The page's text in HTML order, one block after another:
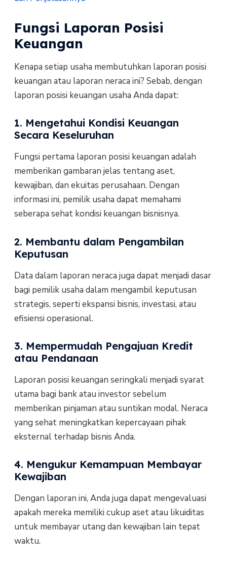
Fungsi Laporan Posisi
Keuangan
Kenapa setiap usaha membutuhkan laporan posisi
keuangan atau laporan neraca ini? Sebab, dengan
laporan posisi keuangan usaha Anda dapat:
1. Mengetahui Kondisi Keuangan
Secara Keseluruhan
Fungsi pertama laporan posisi keuangan adalah
memberikan gambaran jelas tentang aset,
kewajiban, dan ekuitas perusahaan. Dengan
informasi ini, pemilik usaha dapat memahami
seberapa sehat kondisi keuangan bisnisnya.
2. Membantu dalam Pengambilan
Keputusan
Data dalam laporan neraca juga dapat menjadi dasar
bagi pemilik usaha dalam mengambil keputusan
strategis, seperti ekspansi bisnis, investasi, atau
efisiensi operasional.
3. Mempermudah Pengajuan Kredit
atau Pendanaan
Laporan posisi keuangan seringkali menjadi syarat
utama bagi bank atau investor sebelum
memberikan pinjaman atau suntikan modal. Neraca
yang sehat meningkatkan kepercayaan pihak
eksternal terhadap bisnis Anda.
4. Mengukur Kemampuan Membayar
Kewajiban
Dengan laporan ini, Anda juga dapat mengevaluasi
apakah mereka memiliki cukup aset atau likuiditas
untuk membayar utang dan kewajiban lain tepat
waktu.